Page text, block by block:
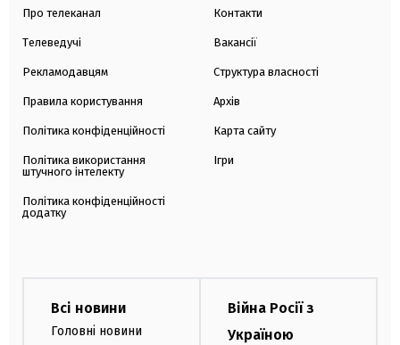
Про телеканал
Телеведучі
Рекламодавцям
Правила користування
Політика конфіденційності
Політика використання
штучного інтелекту
Політика конфіденційності
додатку
Контакти
Вакансії
Структура власності
Архів
Карта сайту
Ігри
Всі новини
Головні новини
Війна Росії з
Україною